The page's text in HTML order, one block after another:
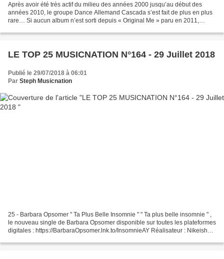
Après avoir été très actif du milieu des années 2000 jusqu’au début des
années 2010, le groupe Dance Allemand Cascada s’est fait de plus en plus
rare… Si aucun album n’est sorti depuis « Original Me » paru en 2011,
LE TOP 25 MUSICNATION N°164 - 29 Juillet 2018
Publié le 29/07/2018 à 06:01
Par Steph Musicnation
25 - Barbara Opsomer " Ta Plus Belle Insomnie " " Ta plus belle insomnie " ,
le nouveau single de Barbara Opsomer disponible sur toutes les plateformes
digitales : https://BarbaraOpsomer.lnk.to/InsomnieAY Réalisateur : Nikeisha